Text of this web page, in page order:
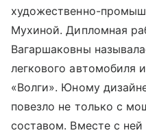
художественно-
Мухиной. Дипломная
Вагаршаковны
легкового автомобиля и
«Волги». Юному
повезло не только с
составом. Вместе с ней